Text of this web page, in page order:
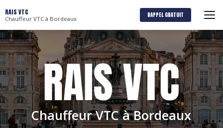
au
contenu
principal
RAIS VTC
Chauffeur VTC à Bordeaux RAPPEL GRATUIT
Chauffeur VTC à Bordeaux